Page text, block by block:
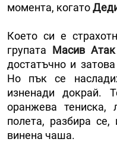
момента, когато
Което си е
групата Масив Атак
достатъчно и
Но пък се
изненади докрай.
оранжева тениска,
полета, разбира
винена чаша.